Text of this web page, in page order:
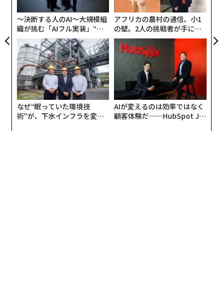
〜決断する人のAI〜大規模組
織が挑む「AIフル実装」“使
う”企業から“動く”企業へ【N
TTドコモビジネス×PwC】
アフリカの農村の通信、小1
の壁。2人の挑戦者が手にし
た「次なる武器」
なぜ“眠っていた環境技
術”が、下水インフラを変え
AIが変えるのは効率ではなく
顧客体験だ──HubSpot Ja